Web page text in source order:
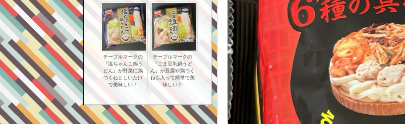
テーブルマークの
『塩ちゃんこ鍋う
どん』が野菜に鶏
つくねとしいたけ
で美味しい！
テーブルマークの
『ごま豆乳鍋うど
ん』が豆腐や鶏つく
ねも入って簡単で美
味しい！